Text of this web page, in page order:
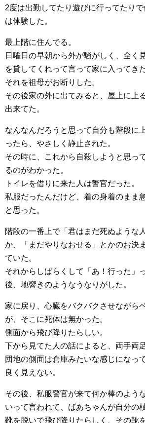
2度は出勤してたり遊びに行ってたり
は体験した。
最上階に住んでる。
日曜日の早朝から外が騒がしく、全く
を貸してくれって言って家に入ってきた
それを祖母がお断りした。
その後家の外に出てみると、屋上に上
出来てた。
なんなんだろうと思って自分も階段に
ったら、やさしく静止された。
その時に、これから自殺しようと思っ
るのがわかった。
トイレを借りに来た人は警官だった。
私服だったんだけど、着の身着のまま
と思った。
階段の一番上で「君はまだ死ぬような
か、「まだやりなおせる」とかのお決
ていた。
それからしばらくして「あ！行った」
後、地響きのようなうなりがした。
家に戻り、心臓をバクバクさせながら
が、そこに死体は無かった。
側面から飛び降りたらしい。
下から見てた人の話によると、両手両
団地の側面は倉庫みたいな感じになっ
良く見えない。
その後、私服警官が来て何か棒のよう
いって言われて、ばあちゃんが自分の
靴を脱いで飛び降りたらしく、その靴